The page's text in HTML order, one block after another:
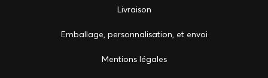
Livraison
Emballage, personnalisation, et envoi
Mentions légales